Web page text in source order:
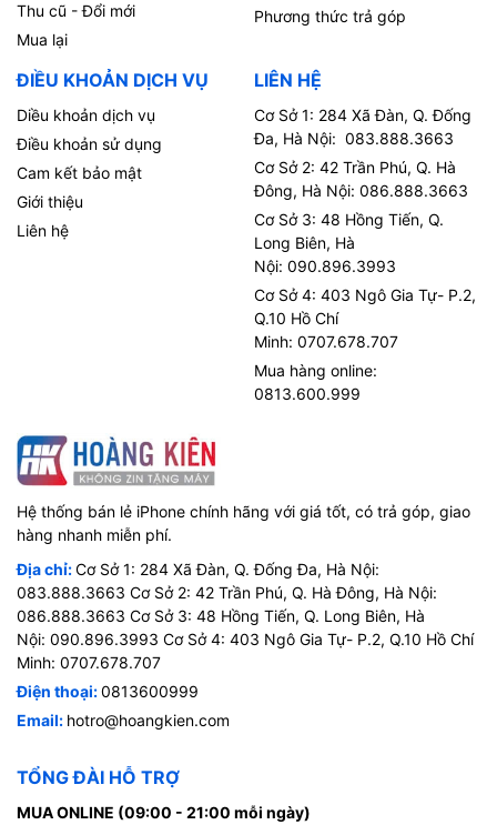
Thu cũ - Đổi mới
Mua lại
Phương thức trả góp
ĐIỀU KHOẢN DỊCH VỤ
Diều khoản dịch vụ
Điều khoản sử dụng
Cam kết bảo mật
Giới thiệu
Liên hệ
LIÊN HỆ
Cơ Sở 1: 284 Xã Đàn, Q. Đống
Đa, Hà Nội: 083.888.3663
Cơ Sở 2: 42 Trần Phú, Q. Hà
Đông, Hà Nội: 086.888.3663
Cơ Sở 3: 48 Hồng Tiến, Q.
Long Biên, Hà
Nội: 090.896.3993
Cơ Sở 4: 403 Ngô Gia Tự- P.2,
Q.10 Hồ Chí
Minh: 0707.678.707
Mua hàng online:
0813.600.999
Hệ thống bán lẻ iPhone chính hãng với giá tốt, có trả góp, giao
hàng nhanh miễn phí.
Địa chỉ:Cơ Sở 1: 284 Xã Đàn, Q. Đống Đa, Hà Nội:
083.888.3663 Cơ Sở 2: 42 Trần Phú, Q. Hà Đông, Hà Nội:
086.888.3663 Cơ Sở 3: 48 Hồng Tiến, Q. Long Biên, Hà
Nội: 090.896.3993 Cơ Sở 4: 403 Ngô Gia Tự- P.2, Q.10 Hồ Chí
Minh: 0707.678.707
Điện thoại:0813600999
Email: hotro@hoangkien.com
TỔNG ĐÀI HỖ TRỢ
MUA ONLINE (09:00 - 21:00 mỗi ngày)